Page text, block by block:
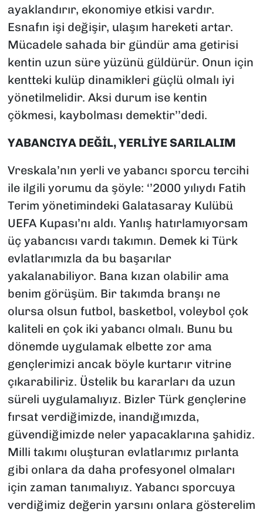
ayaklandırır, ekonomiye etkisi vardır.
Esnafın işi değişir, ulaşım hareketi artar.
Mücadele sahada bir gündür ama getirisi
kentin uzun süre yüzünü güldürür. Onun için
kentteki kulüp dinamikleri güçlü olmalı iyi
yönetilmelidir. Aksi durum ise kentin
çökmesi, kaybolması demektir’’dedi.
YABANCIYA DEĞİL, YERLİYE SARILALIM
Vreskala’nın yerli ve yabancı sporcu tercihi
ile ilgili yorumu da şöyle: ‘’2000 yılıydı Fatih
Terim yönetimindeki Galatasaray Kulübü
UEFA Kupası’nı aldı. Yanlış hatırlamıyorsam
üç yabancısı vardı takımın. Demek ki Türk
evlatlarımızla da bu başarılar
yakalanabiliyor. Bana kızan olabilir ama
benim görüşüm. Bir takımda branşı ne
olursa olsun futbol, basketbol, voleybol çok
kaliteli en çok iki yabancı olmalı. Bunu bu
dönemde uygulamak elbette zor ama
gençlerimizi ancak böyle kurtarır vitrine
çıkarabiliriz. Üstelik bu kararları da uzun
süreli uygulamalıyız. Bizler Türk gençlerine
fırsat verdiğimizde, inandığımızda,
güvendiğimizde neler yapacaklarına şahidiz.
Milli takımı oluşturan evlatlarımız pırlanta
gibi onlara da daha profesyonel olmaları
için zaman tanımalıyız. Yabancı sporcuya
verdiğimiz değerin yarsını onlara gösterelim